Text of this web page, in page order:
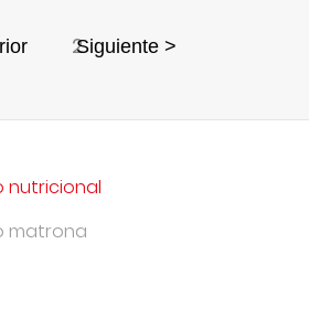
2Siguiente >
nutricional
matrona